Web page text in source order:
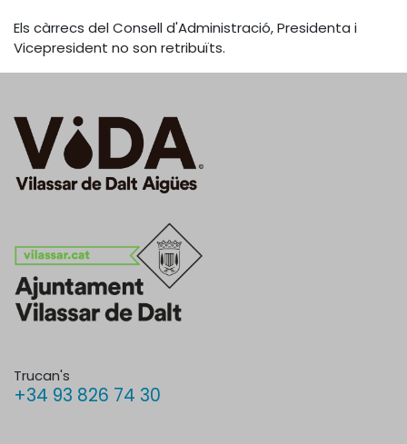
Els càrrecs del Consell d'Administració, Presidenta i
Vicepresident no son retribuïts.
Trucan's
+34 93 826 74 30